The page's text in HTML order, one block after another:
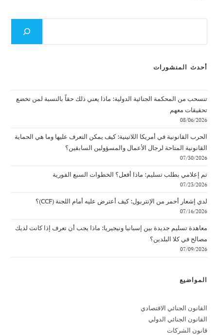
أحدث المنشورات
تنسحب من المحكمة الجنائية الدولية: ماذا يعني ذلك حقاً بالنسبة لمن تخضع
تحقيقات معهم
08/06/2026
الحرب القانونية في أمريكا اللاتينية: كيف يمكن التعرف عليها وما هي الحماية
القانونية المتاحة لرجال الأعمال والمسؤولين السابقين؟
07/30/2026
تم إعلامي بطلب تسليم: ماذا أفعل؟ الخطوات السبع الفورية
07/23/2026
لدي إشعار أحمر من الإنتربول: كيف أعترض عليه أمام اللجنة (CCF)؟
07/16/2026
معاهدة تسليم جديدة بين إسبانيا ونيجيريا: ماذا يجب أن تعرف إذا كانت لديك
مصالح في كلا البلدين؟
07/09/2026
المواضيع
القانون الجنائي الاقتصادي
القانون الجنائي الدولي
قانون الشركات